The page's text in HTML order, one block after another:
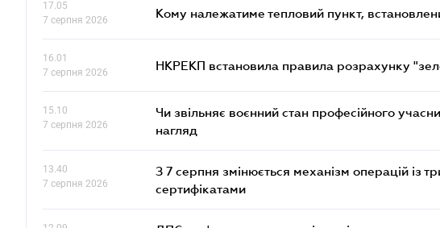
17.05
7 серпня 2026
Кому належатиме тепловий пункт,
16.01
7 серпня 2026
НКРЕКП встановила правила розрахунку
15.10
7 серпня 2026
Чи звільняє воєнний стан професійного
нагляд
13.40
7 серпня 2026
З 7 серпня змінюється механізм операцій із
сертифікатами